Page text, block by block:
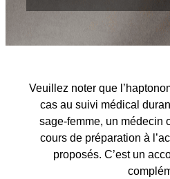
Veuillez noter que
cas au suivi médical
sage-femme, un médecin
cours de préparation à
proposés. C’est un